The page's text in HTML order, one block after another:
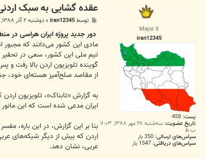
Major II
iran12345
پست: 458
تاریخ عضویت: سه‌شنبه ۲۸ مهر ۱۳۸۸, ۷:۰۳
ب.ظ
سپاس‌های ارسالی: 350 بار
سپاس‌های دریافتی: 1547 بار
عقده گشایی به سبک
ت
توسطiran12345
»دوشنبه ۲ آذر ۱۳۸۸, ۶:۴۸ ب.ظ
دور جدید پروژه ایران هراسی در
تیم ملی این کشور، سعی در تحقیر
گوینده تلویزیون اردن بالا رفت و
از مقاصد صلح‌آمیز هسته‌ای خود،
به گزارش «تابناک»، تلویزیون
ایران مدعی شده است که این
بنا بر این گزارش، در این باره،
اردن که بیش از دیگر شبکه‌های
عربی، نشان دهد.